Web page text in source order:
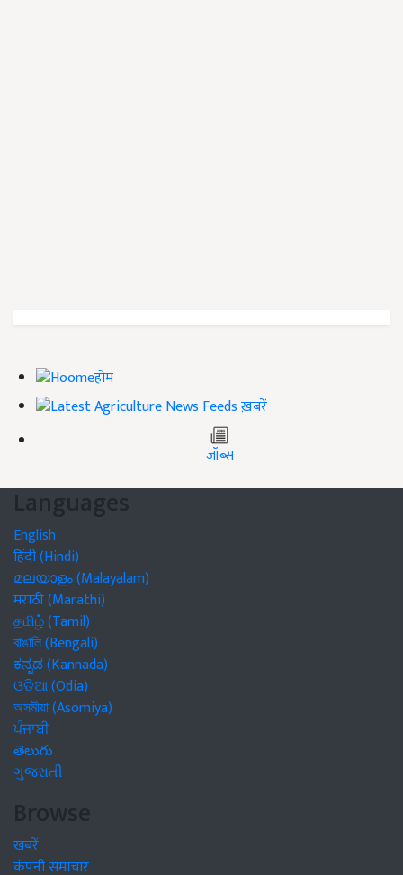
होम
ख़बरें
जॉब्स
Languages
English
हिंदी (Hindi)
മലയാളം (Malayalam)
मराठी (Marathi)
தமிழ் (Tamil)
বাঙালি (Bengali)
ಕನ್ನಡ (Kannada)
ଓଡିଆ (Odia)
অসমীয়া (Asomiya)
ਪੰਜਾਬੀ
తెలుగు
ગુજરાતી
Browse
खबरें
कंपनी समाचार